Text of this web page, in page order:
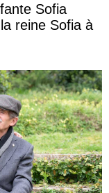
Sofia
reine Sofia à